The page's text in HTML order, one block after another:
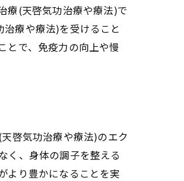
療(天啓気功治療や療法)で
療や療法)を受けること
とで、免疫力の向上や慢
啓気功治療や療法)のエク
く、身体の調子を整える
より豊かになることを実